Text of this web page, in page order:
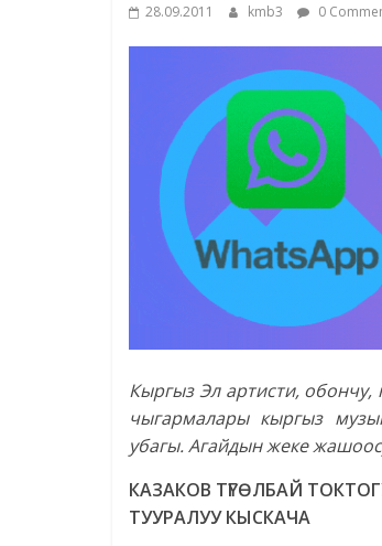
28.09.2011 kmb3 0
Кыргыз Эл артисти,
чыгармалары кыргыз
убагы. Агайдын жеке
КАЗАКОВ ТҮГӨЛБАЙ
ТУУРАЛУУ КЫСКАЧА